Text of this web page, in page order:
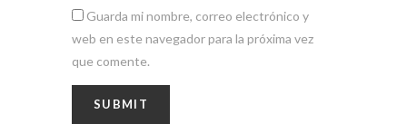
Guarda mi nombre, correo electrónico y
web en este navegador para la próxima vez
que comente.